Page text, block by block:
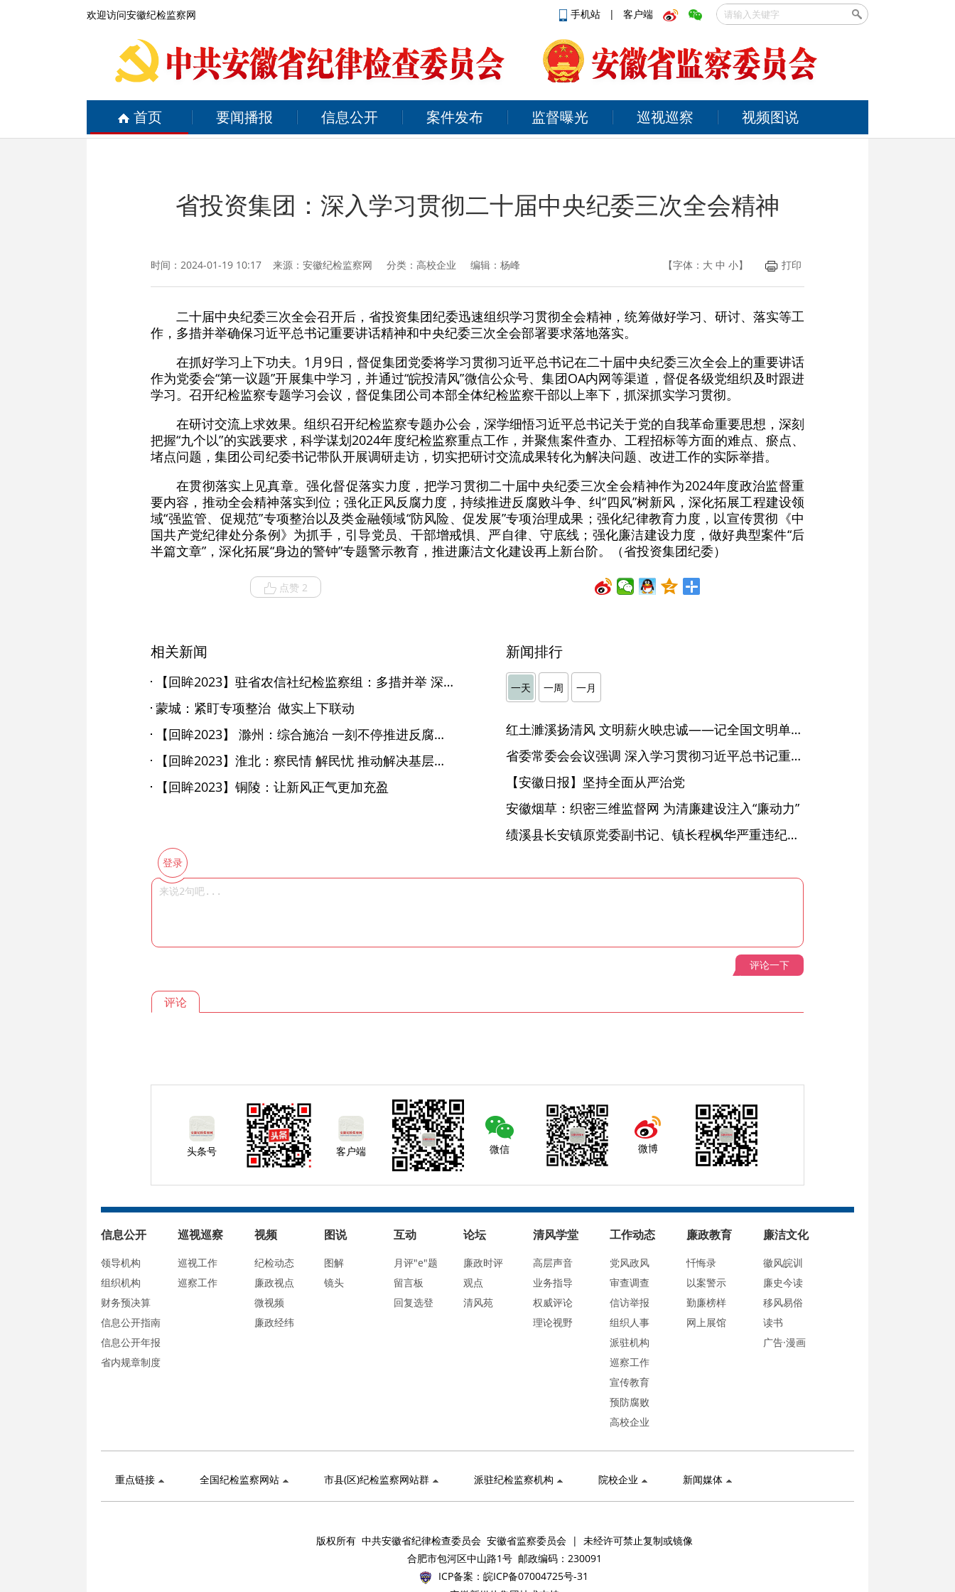
欢迎访问安徽纪检监察网 手机站 | 客户端
首页 要闻播报 信息公开 案件发布 监督曝光 巡视巡察 视频图说
省投资集团：深入学习贯彻二十届中央纪委三次全会精神
时间：2024-01-19 10:17 来源： 安徽纪检监察网 分类：高校企业 编辑：杨峰 【字体： 大 中 小】 打印
二十届中央纪委三次全会召开后，省投资集团纪委迅速组织学习贯彻全会精神，统筹做好学习、研讨、落实等工
作，多措并举确保习近平总书记重要讲话精神和中央纪委三次全会部署要求落地落实。
在抓好学习上下功夫。1月9日，督促集团党委将学习贯彻习近平总书记在二十届中央纪委三次全会上的重要讲话
作为党委会“第一议题”开展集中学习，并通过“皖投清风”微信公众号、集团OA内网等渠道，督促各级党组织及时跟进
学习。召开纪检监察专题学习会议，督促集团公司本部全体纪检监察干部以上率下，抓深抓实学习贯彻。
在研讨交流上求效果。组织召开纪检监察专题办公会，深学细悟习近平总书记关于党的自我革命重要思想，深刻
把握“九个以”的实践要求，科学谋划2024年度纪检监察重点工作，并聚焦案件查办、工程招标等方面的难点、瘀点、
堵点问题，集团公司纪委书记带队开展调研走访，切实把研讨交流成果转化为解决问题、改进工作的实际举措。
在贯彻落实上见真章。强化督促落实力度，把学习贯彻二十届中央纪委三次全会精神作为2024年度政治监督重
要内容，推动全会精神落实到位；强化正风反腐力度，持续推进反腐败斗争、纠“四风”树新风，深化拓展工程建设领
域“强监管、促规范”专项整治以及类金融领域“防风险、促发展”专项治理成果；强化纪律教育力度，以宣传贯彻《中
国共产党纪律处分条例》为抓手，引导党员、干部增戒惧、严自律、守底线；强化廉洁建设力度，做好典型案件“后
半篇文章”，深化拓展“身边的警钟”专题警示教育，推进廉洁文化建设再上新台阶。（省投资集团纪委）
点赞 2
相关新闻
【回眸2023】驻省农信社纪检监察组：多措并举 深化金融领域正风肃纪反腐
蒙城：紧盯专项整治 做实上下联动
【回眸2023】 滁州：综合施治 一刻不停推进反腐败斗争
【回眸2023】淮北：察民情 解民忧 推动解决基层突出问题
【回眸2023】铜陵：让新风正气更加充盈
新闻排行
一天 一周 一月
红土濉溪扬清风 文明薪火映忠诚——记全国文明单位、安徽省濉溪县纪委监委
省委常委会会议强调 深入学习贯彻习近平总书记重要讲话精神 以高质量党建引领高质量发展 梁言顺主持并讲话
【安徽日报】坚持全面从严治党
安徽烟草：织密三维监督网 为清廉建设注入“廉动力”
绩溪县长安镇原党委副书记、镇长程枫华严重违纪违法被开除党籍和公职
登录
评论一下
评论
头条号 客户端 微信 微博
信息公开
领导机构
组织机构
财务预决算
信息公开指南
信息公开年报
省内规章制度
巡视巡察
巡视工作
巡察工作
视频
纪检动态
廉政视点
微视频
廉政经纬
图说
图解
镜头
互动
月评"e"题
留言板
回复选登
论坛
廉政时评
观点
清风苑
清风学堂
高层声音
业务指导
权威评论
理论视野
工作动态
党风政风
审查调查
信访举报
组织人事
派驻机构
巡察工作
宣传教育
预防腐败
高校企业
廉政教育
忏悔录
以案警示
勤廉榜样
网上展馆
廉洁文化
徽风皖训
廉史今读
移风易俗
读书
广告·漫画
重点链接 全国纪检监察网站 市县(区)纪检监察网站群 派驻纪检监察机构 院校企业 新闻媒体
版权所有 中共安徽省纪律检查委员会 安徽省监察委员会 | 未经许可禁止复制或镜像
合肥市包河区中山路1号 邮政编码：230091
ICP备案： 皖ICP备07004725号-31